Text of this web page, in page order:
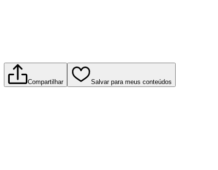
Compartilhar Salvar para meus conteúdos